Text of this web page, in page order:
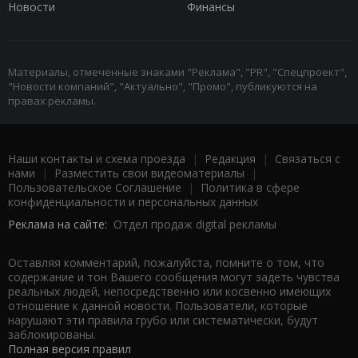
Новости
Финансы
Материалы, отмеченные знаками "Реклама", "PR", "Спецпроект",
"Новости компаний", "Актуально", "Промо", публикуются на
правах рекламы.
Наши контакты и схема проезда | Редакция | Связаться с
нами | Разместить свои видеоматериалы |
Пользовательское Соглашение |
Политика в сфере
конфиденциальности и персональных данных
Реклама на сайте: Отдел продаж digital рекламы
Оставляя комментарий, пожалуйста, помните о том, что
содержание и тон Вашего сообщения могут задеть чувства
реальных людей, непосредственно или косвенно имеющих
отношение к данной новости. Пользователи, которые
нарушают эти правила грубо или систематически, будут
заблокированы.
Полная версия правил